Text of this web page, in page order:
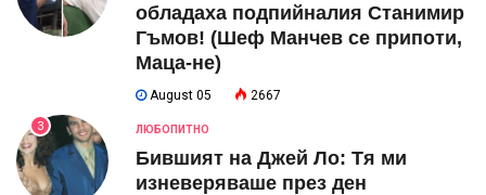
обладаха подпийналия Станимир
Гъмов! (Шеф Манчев се припоти,
Маца-не)
August 05 2667
3 ЛЮБОПИТНО
Бившият на Джей Ло: Тя ми
изневеряваше през ден